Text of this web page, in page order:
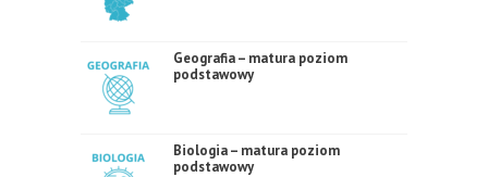
Geografia – matura poziom
podstawowy
Biologia – matura poziom
podstawowy